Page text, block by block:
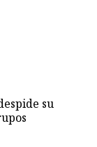
su